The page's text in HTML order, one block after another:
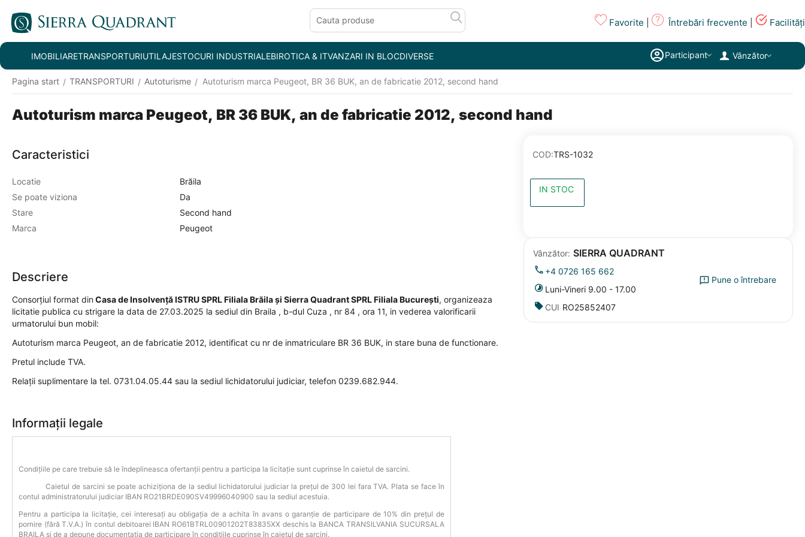
Favorite Întrebări frecvente Facilități
IMOBILIARETRANSPORTURIUTILAJESTOCURI INDUSTRIALEBIROTICA & ITVANZARI IN BLOCDIVERSE Participant Vânzător
Pagina start / TRANSPORTURI / Autoturisme / Autoturism marca Peugeot, BR 36 BUK, an de fabricatie 2012, second hand
Autoturism marca Peugeot, BR 36 BUK, an de fabricatie 2012, second hand
COD:TRS-1032
IN STOC
Vânzător: SIERRA QUADRANT
+4 0726 165 662
Luni-Vineri 9.00 - 17.00
CUI RO25852407
Pune o întrebare
Caracteristici
Locatie
Brăila
Se poate viziona
Da
Stare
Second hand
Marca
Peugeot
Descriere
Consorțiul format dinCasa de Insolvență ISTRU SPRL Filiala Brăila și Sierra Quadrant SPRL Filiala București, organizeaza
licitatie publica cu strigare la data de 27.03.2025 la sediul din Braila , b-dul Cuza , nr 84 , ora 11, in vederea valorificarii
urmatorului bun mobil:
Autoturism marca Peugeot, an de fabricatie 2012, identificat cu nr de inmatriculare BR 36 BUK, in stare buna de functionare.
Pretul include TVA.
Relații suplimentare la tel. 0731.04.05.44 sau la sediul lichidatorului judiciar, telefon 0239.682.944.
Informații legale
Condițiile pe care trebuie să le îndeplineasca ofertanții pentru a participa la licitație sunt cuprinse în caietul de sarcini.
Caietul de sarcini se poate achiziționa de la sediul lichidatorului judiciar la prețul de 300 lei fara TVA. Plata se face în
contul administratorului judiciar IBAN RO21BRDE090SV49996040900 sau la sediul acestuia.
Pentru a participa la licitație, cei interesați au obligația de a achita în avans o garanție de participare de 10% din prețul de
pornire (fără T.V.A.) în contul debitoarei IBAN RO61BTRL00901202T83835XX deschis la BANCA TRANSILVANIA SUCURSALA
BRAILA și de a depune documentația de participare în condițiile cuprinse în caietul de sarcini.